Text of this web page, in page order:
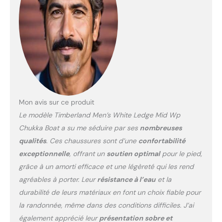
de randonnée pour
homme, bottes de
randonnée imperméables,
bottes décontractées et
chaussures de loisirs est
conçue pour s'adapter à
vos ensembles de plein
air. TIMBERLAND Que
les meilleures chaussures
de randonnée, bottes de
pluie, bottes de travail,
chaussures de loisirs et
Timberland. Ce dont vous
avez besoin en plein air :
Timberland a
l'équipement dont vous
avez besoin pour toutes
Mon avis sur ce produit
Le modèle Timberland Men’s White Ledge Mid Wp
Chukka Boat a su me séduire par ses nombreuses
qualités. Ces chaussures sont d’une confortabilité
exceptionnelle, offrant un soutien optimalpour le pied,
grâce à un amorti efficace et une légèreté qui les rend
agréables à porter. Leurrésistance à l’eauet la
durabilité de leurs matériaux en font un choix fiable pour
la randonnée, même dans des conditions difficiles. J’ai
également apprécié leurprésentation sobre et